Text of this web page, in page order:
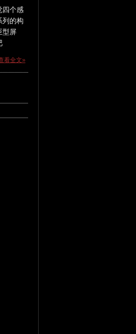
四个感
列的构
型屏
看全文»